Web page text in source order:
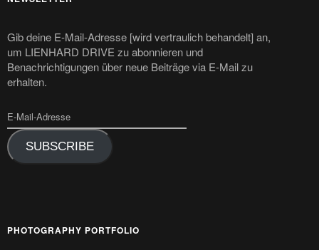
Gib deine E-Mail-Adresse [wird vertraulich behandelt] an,
um LIENHARD DRIVE zu abonnieren und
Benachrichtigungen über neue Beiträge via E-Mail zu
erhalten.
SUBSCRIBE
PHOTOGRAPHY PORTFOLIO